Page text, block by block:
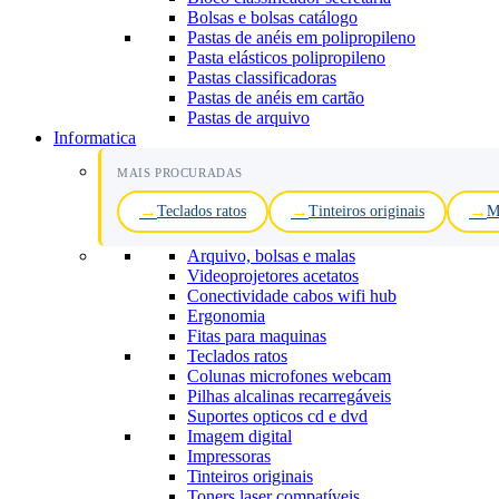
Bolsas e bolsas catálogo
Pastas de anéis em polipropileno
Pasta elásticos polipropileno
Pastas classificadoras
Pastas de anéis em cartão
Pastas de arquivo
Informatica
MAIS PROCURADAS
Teclados ratos Tinteiros originais
Arquivo, bolsas e malas
Videoprojetores acetatos
Conectividade cabos wifi hub
Ergonomia
Fitas para maquinas
Teclados ratos
Colunas microfones webcam
Pilhas alcalinas recarregáveis
Suportes opticos cd e dvd
Imagem digital
Impressoras
Tinteiros originais